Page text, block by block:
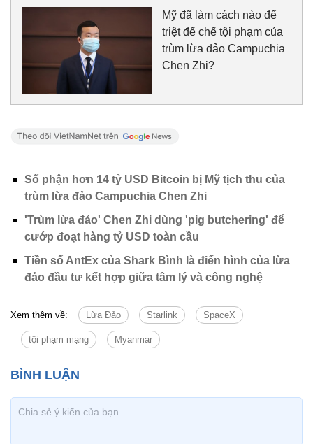
Mỹ đã làm cách nào để
triệt đế chế tội phạm của
trùm lừa đảo Campuchia
Chen Zhi?
Số phận hơn 14 tỷ USD Bitcoin bị Mỹ tịch thu của
trùm lừa đảo Campuchia Chen Zhi
'Trùm lừa đảo' Chen Zhi dùng 'pig butchering' để
cướp đoạt hàng tỷ USD toàn cầu
Tiền số AntEx của Shark Bình là điển hình của lừa
đảo đầu tư kết hợp giữa tâm lý và công nghệ
Xem thêm về: Lừa Đảo Starlink SpaceX
tội phạm mạng Myanmar